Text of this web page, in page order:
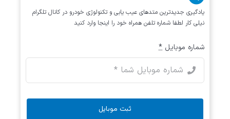
یادگیری جدیدترین متد‌های عیب یابی‌ و تکنولوژی خودرو در کانال تلگرام
نیلی کار لطفا شماره تلفن همراه خود را اینجا وارد کنید
شماره موبایل *
ثبت موبایل